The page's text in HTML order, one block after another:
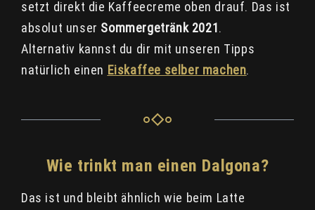
setzt direkt die Kaffeecreme oben drauf. Das ist
absolut unser Sommergetränk 2021.
Alternativ kannst du dir mit unseren Tipps
natürlich einen Eiskaffee selber machen.
Wie trinkt man einen Dalgona?
Das ist und bleibt ähnlich wie beim Latte